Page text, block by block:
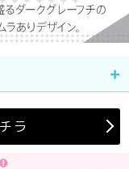
ラ